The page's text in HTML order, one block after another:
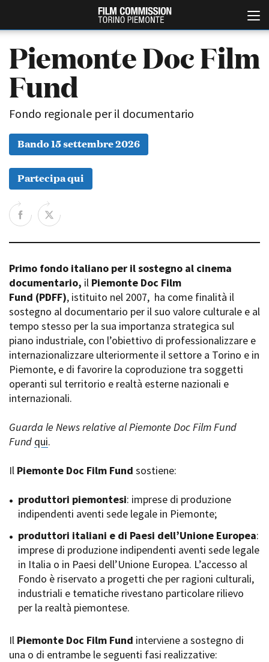
Chi siamo
Storia della Fondazione
Partner
Rete regionale
Bilancio sociale
Amministrazione
trasparente
Bandi e gare
Sostenibilità ambientale
SERVIZI
Servizi generali
Spazi nella sede FCTP
Sala Casting
Sala Paolo Tenna
Piemonte Film Tv Fund
Piemonte Film Tv
Development Fund
Piemonte Doc Film Fund
Short Film Fund
PRODUCTION GUIDE
Società di produzione
Strutture di servizio
Attrici-Attori
Beginners
Guarda che storia!
La Grazia - Immagini e
location della Torino di Paolo
Sorrentino
Open Day
Ciak in TOur!
FESTIVAL, MARKETS,
AWARDS
International Film Festival
Festival de Cannes
Locarno Film Festival
Cinematografica Venezia
Toronto International Film
Festa del Cinema di Roma
Torino Film Festival
David di Donatello
Nastri d’Argento
Premio Solinas
Location - Accedi al tuo
profilo
Piemonte Doc Film
Fund
Fondo regionale per il documentario
Bando 15 settembre 2026
Partecipa qui
Primo fondo italiano per il sostegno al cinema
documentario, il Piemonte Doc Film
Fund (PDFF), istituito nel 2007, ha come finalità il
sostegno al documentario per il suo valore culturale e al
tempo stesso per la sua importanza strategica sul
piano industriale, con l’obiettivo di professionalizzare e
internazionalizzare ulteriormente il settore a Torino e in
Piemonte, e di favorire la coproduzione tra soggetti
operanti sul territorio e realtà esterne nazionali e
internazionali.
Guarda le News relative al Piemonte Doc Film Fund
Fund qui.
Il Piemonte Doc Film Fund sostiene:
produttori piemontesi: imprese di produzione
indipendenti aventi sede legale in Piemonte;
produttori italiani e di Paesi dell’Unione Europea:
imprese di produzione indipendenti aventi sede legale
in Italia o in Paesi dell’Unione Europea. L’accesso al
Fondo è riservato a progetti che per ragioni culturali,
industriali e tematiche rivestano particolare rilievo
per la realtà piemontese.
Il Piemonte Doc Film Fund interviene a sostegno di
una o di entrambe le seguenti fasi realizzative: